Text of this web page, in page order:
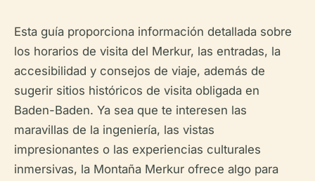
Esta guía proporciona información detallada sobre
los horarios de visita del Merkur, las entradas, la
accesibilidad y consejos de viaje, además de
sugerir sitios históricos de visita obligada en
Baden-Baden. Ya sea que te interesen las
maravillas de la ingeniería, las vistas
impresionantes o las experiencias culturales
inmersivas, la Montaña Merkur ofrece algo para